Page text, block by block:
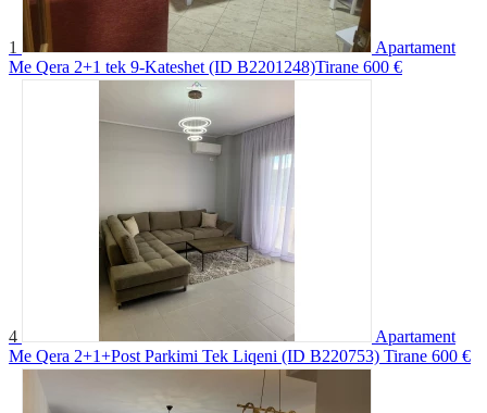
1
Apartament
Me Qera 2+1 tek 9-Kateshet (ID B2201248)Tirane 600 €
4
Apartament
Me Qera 2+1+Post Parkimi Tek Liqeni (ID B220753) Tirane 600 €